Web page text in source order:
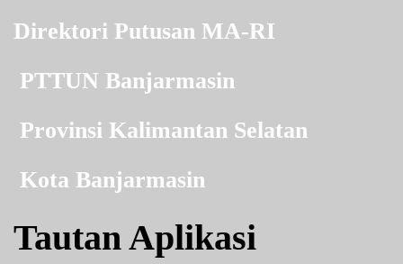
Direktori Putusan MA-RI
PTTUN Banjarmasin
Provinsi Kalimantan Selatan
Kota Banjarmasin
Tautan Aplikasi